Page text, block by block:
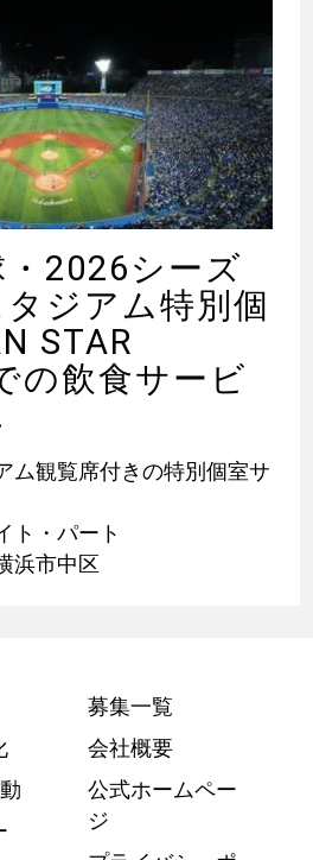
・2026シーズ
ジアム特別個
STAR
の飲食サービ
ム観覧席付きの特別個室サ
ト・パート
浜市中区
募集一覧
会社概要
公式ホームペー
ジ